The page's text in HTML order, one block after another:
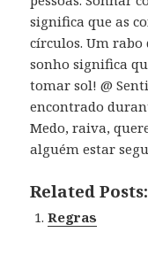
significa que as
círculos. Um rabo
sonho significa
tomar sol! @
encontrado
Medo, raiva,
alguém estar
Related Posts:
Regras